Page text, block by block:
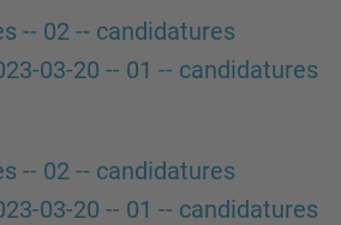
-- 02 -- candidatures
03-20 -- 01 -- candidatures
-- 02 -- candidatures
03-20 -- 01 -- candidatures